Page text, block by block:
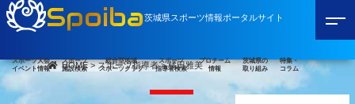
Spoiba茨城県スポーツ情報ポータルサイト
スポーツ大会
イベント情報
スポーツ
施設検索
総合型地域
スポーツクラブ
スポーツ
指導者検索
プロチーム
情報
茨城県の
取り組み
特集・
コラム
HOME>スポーツ指導者>橘田雅美